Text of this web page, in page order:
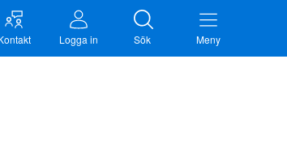
Logga in Sök Meny